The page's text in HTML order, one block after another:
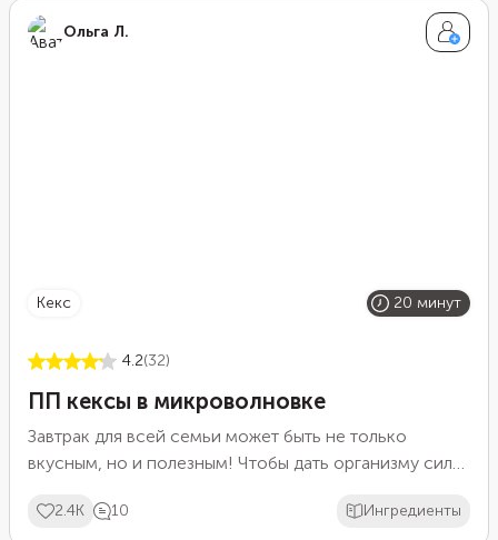
взяли простой карри, перец, порошок имбиря и
чеснок.Ольга Л.
кекс 20 минут
4.2(32)
ПП кексы в микроволновке
Завтрак для всей семьи может быть не только
вкусным, но и полезным! Чтобы дать организму силы
кексы в микроволновке. Главным ингредиентом в
2.4K 10 Ингредиенты